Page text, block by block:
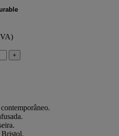
+
Bristol.